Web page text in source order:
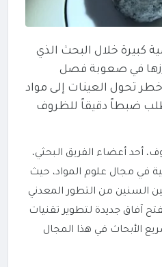
كبيرة خلال البحث الذي
في صعوبة فصل
تحول العينات إلى مواد
ضبطاً دقيقاً للظروف
أحد أعضاء الفريق البحثي،
في مجال علوم المواد، حيث
السنين من التطور المعدني
آفاق جديدة لتطوير تقنيات
الأبحاث في هذا المجال